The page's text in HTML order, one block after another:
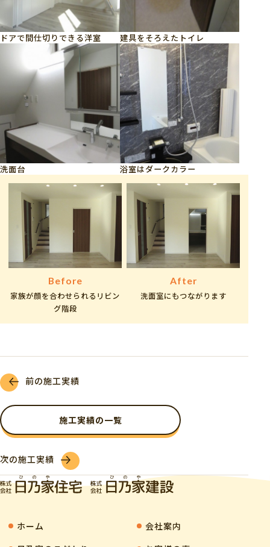
ドアで間仕切りできる洋室 建具をそろえたトイレ
洗面台 浴室はダークカラー
Before
家族が顔を合わせられるリビン
グ階段
After
洗面室にもつながります
前の施工実績
施工実績の一覧
次の施工実績
ホーム
会社案内